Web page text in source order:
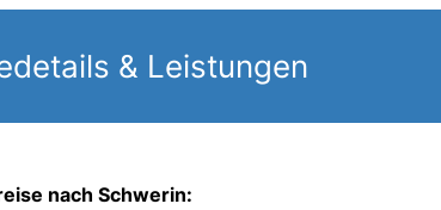
& Leistungen
nach Schwerin: